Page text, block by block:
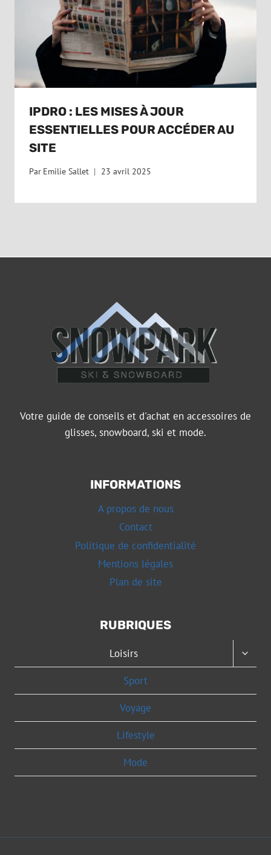
IPDRO : LES MISES À JOUR
ESSENTIELLES POUR ACCÉDER AU
SITE
Par Emilie Sallet 23 avril 2025
Votre guide de conseils et d'achat en accessoires de
glisses, snowboard, ski et mode.
INFORMATIONS
A propos de nous
Contact
Politique de confidentialité
Mentions légales
Plan de site
RUBRIQUES
Loisirs
Sport
Voyage
Lifestyle
Mode